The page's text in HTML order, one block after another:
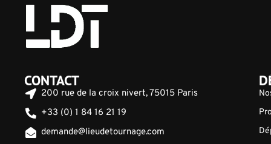
CONTACT
200 rue de la croix nivert, 75015 Paris
+33 (0) 1 84 16 21 19
demande@lieudetournage.com